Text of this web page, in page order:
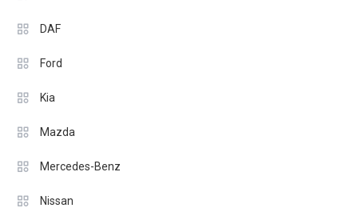
DAF
Ford
Kia
Mazda
Mercedes-Benz
Nissan